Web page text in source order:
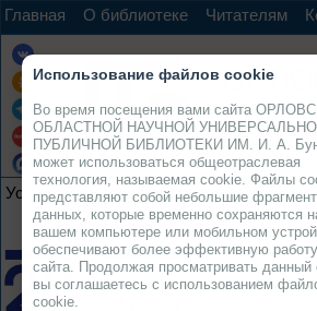
Главная О библиотеке Читателям
Услуги Ресурсы Проекты Электронная
Использование файлов cookie
Во время посещения вами сайта
ОБЛАСТНОЙ НАУЧНОЙ
ПУБЛИЧНОЙ БИБЛИОТЕКИ ИМ. И. А.
может использоваться общеотраслевая
технология, называемая cookie. Файлы
представляют собой небольшие
данных, которые временно сохраняются
вашем компьютере или мобильном
обеспечивают более эффективную работу
сайта. Продолжая просматривать данный
вы соглашаетесь с использованием
cookie.